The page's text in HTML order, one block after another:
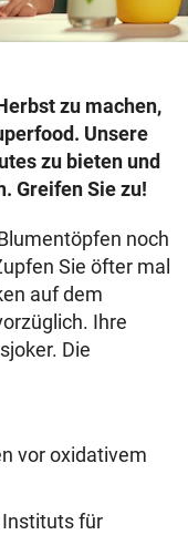
zu machen,
Unsere
zu bieten und
Greifen Sie zu!
noch
Sie öfter mal
auf dem
Ihre
Die
vor oxidativem
Instituts für